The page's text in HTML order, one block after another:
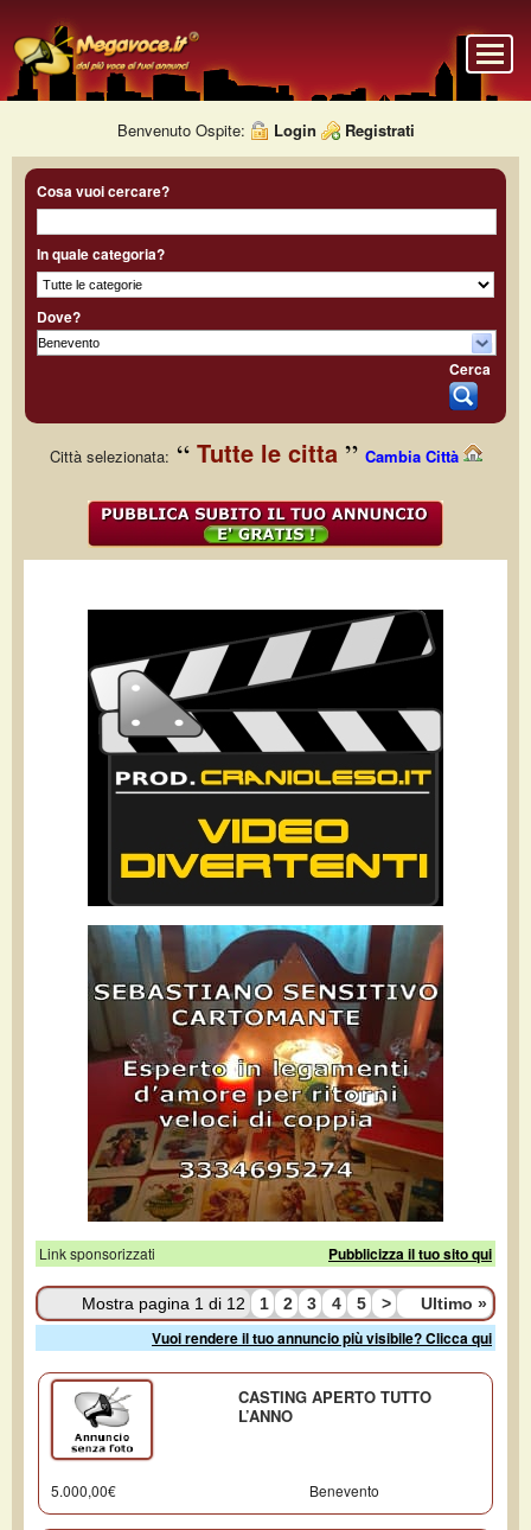
Benvenuto Ospite: Login Registrati
Cosa vuoi cercare?
In quale categoria?
Dove?
Cerca
Città selezionata: Tutte le citta Cambia Città
Link sponsorizzati Pubblicizza il tuo sito qui
Mostra pagina 1 di 12 1 2 3 4 5 > Ultimo »
Vuoi rendere il tuo annuncio più visibile? Clicca qui
CASTING APERTO TUTTO
L’ANNO
5.000,00€ Benevento